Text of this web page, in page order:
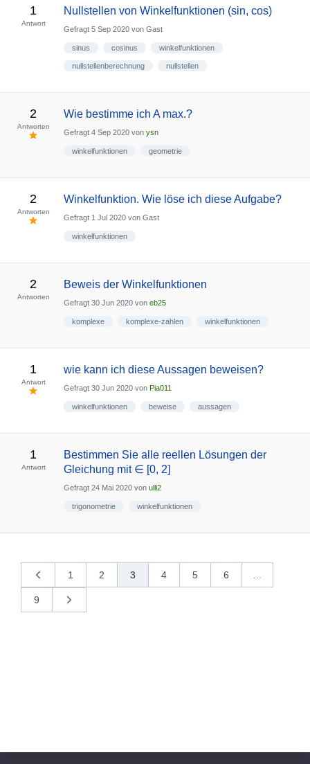
1
Antwort
Nullstellen von Winkelfunktionen (sin, cos)
Gefragt 5 Sep 2020 von Gast
sinus cosinus winkelfunktionen
nullstellenberechnung nullstellen
2
Antworten
Wie bestimme ich A max.?
Gefragt 4 Sep 2020 von ysn
winkelfunktionen geometrie
2
Antworten
Winkelfunktion. Wie löse ich diese Aufgabe?
Gefragt 1 Jul 2020 von Gast
winkelfunktionen
2
Antworten
Beweis der Winkelfunktionen
Gefragt 30 Jun 2020 von eb25
komplexe komplexe-zahlen winkelfunktionen
1
Antwort
wie kann ich diese Aussagen beweisen?
Gefragt 30 Jun 2020 von Pia011
winkelfunktionen beweise aussagen
1
Antwort
Bestimmen Sie alle reellen Lösungen der
Gleichung mit ∈ [0, 2]
Gefragt 24 Mai 2020 von ulli2
trigonometrie winkelfunktionen
1 2 3 4 5 6
9